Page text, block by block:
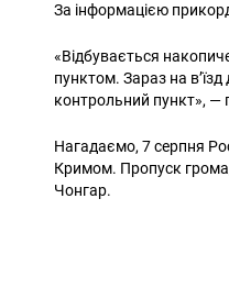
За інформацією
«Відбувається
пунктом. Зараз на
контрольний пункт», —
Нагадаємо, 7 серпня
Кримом. Пропуск
Чонгар.